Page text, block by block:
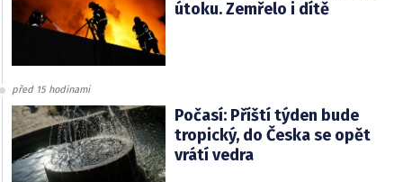
útoku. Zemřelo i dítě
před 15 hodinami
Počasí: Příští týden bude
tropický, do Česka se opět
vrátí vedra